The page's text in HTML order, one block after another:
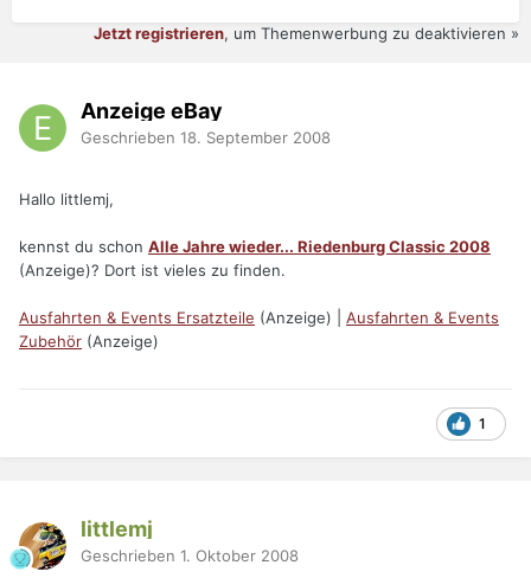
Jetzt registrieren, um Themenwerbung zu deaktivieren »
Anzeige eBay
Geschrieben 18. September 2008
Hallo littlemj,
kennst du schon Alle Jahre wieder... Riedenburg Classic 2008
(Anzeige)? Dort ist vieles zu finden.
Ausfahrten & Events Ersatzteile (Anzeige) | Ausfahrten & Events
Zubehör (Anzeige)
1
littlemj
Geschrieben 1. Oktober 2008